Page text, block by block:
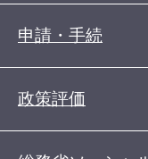
申請・手続
政策評価